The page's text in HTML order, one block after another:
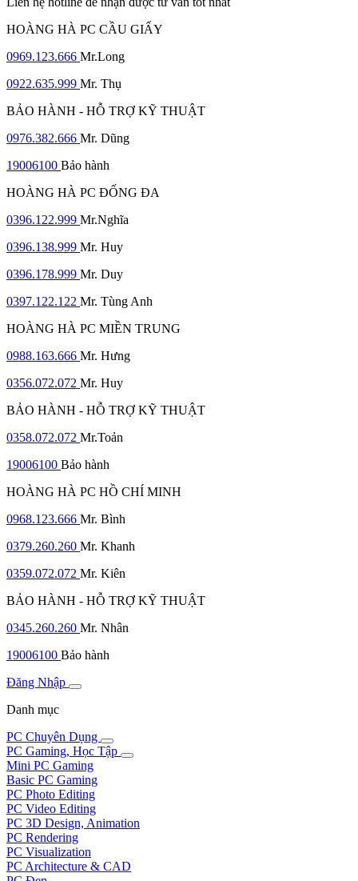
HOÀNG HÀ PC CẦU GIẤY
0969.123.666 Mr.Long
0922.635.999 Mr. Thụ
BẢO HÀNH - HỖ TRỢ KỸ THUẬT
0976.382.666 Mr. Dũng
19006100 Bảo hành
HOÀNG HÀ PC ĐỐNG ĐA
0396.122.999 Mr.Nghĩa
0396.138.999 Mr. Huy
0396.178.999 Mr. Duy
0397.122.122 Mr. Tùng Anh
HOÀNG HÀ PC MIỀN TRUNG
0988.163.666 Mr. Hưng
0356.072.072 Mr. Huy
BẢO HÀNH - HỖ TRỢ KỸ THUẬT
0358.072.072 Mr.Toản
19006100 Bảo hành
HOÀNG HÀ PC HỒ CHÍ MINH
0968.123.666 Mr. Bình
0379.260.260 Mr. Khanh
0359.072.072 Mr. Kiên
BẢO HÀNH - HỖ TRỢ KỸ THUẬT
0345.260.260 Mr. Nhân
19006100 Bảo hành
Đăng Nhập
Danh mục
PC Chuyên Dụng
PC Gaming, Học Tập
Mini PC Gaming
Basic PC Gaming
PC Photo Editing
PC Video Editing
PC 3D Design, Animation
PC Rendering
PC Visualization
PC Architecture & CAD